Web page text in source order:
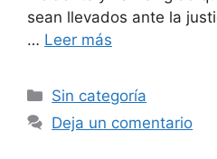
sean llevados ante la
… Leer más
Sin categoría
Deja un comentario